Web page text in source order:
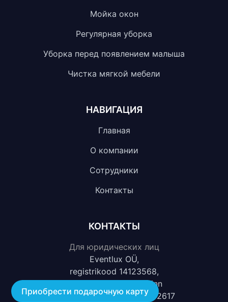
Мойка окон
Регулярная уборка
Уборка перед появлением малыша
Чистка мягкой мебели
НАВИГАЦИЯ
Главная
О компании
Сотрудники
Контакты
КОНТАКТЫ
Для юридических лиц
Eventlux OÜ,
registrikood 14123568,
Tuulemaa 17,10313,Tallinn
IBAN: EE262200221065932617
Приобрести подарочную карту